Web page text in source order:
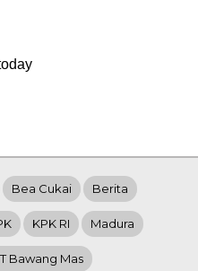
Bea Cukai Berita
KPK RI Madura
Bawang Mas